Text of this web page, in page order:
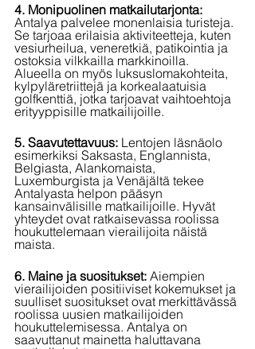
4. Monipuolinen matkailutarjonta:
Antalya palvelee monenlaisia turisteja.
Se tarjoaa erilaisia aktiviteetteja, kuten
vesiurheilua, veneretkiä, patikointia ja
ostoksia vilkkailla markkinoilla.
Alueella on myös luksuslomakohteita,
kylpyläretriittejä ja korkealaatuisia
golfkenttiä, jotka tarjoavat vaihtoehtoja
erityyppisille matkailijoille.
5. Saavutettavuus: Lentojen läsnäolo
esimerkiksi Saksasta, Englannista,
Belgiasta, Alankomaista,
Luxemburgista ja Venäjältä tekee
Antalyasta helpon pääsyn
kansainvälisille matkailijoille. Hyvät
yhteydet ovat ratkaisevassa roolissa
houkuttelemaan vierailijoita näistä
maista.
6. Maine ja suositukset: Aiempien
vierailijoiden positiiviset kokemukset ja
suulliset suositukset ovat merkittävässä
roolissa uusien matkailijoiden
houkuttelemisessa. Antalya on
saavuttanut mainetta haluttavana